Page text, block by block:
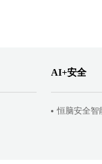
AI+安全
恒脑安全智